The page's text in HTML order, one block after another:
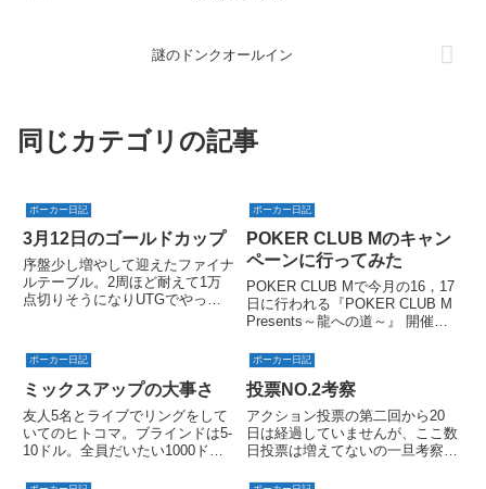
謎のドンクオールイン
同じカテゴリの記事
ポーカー日記
3月12日のゴールドカップ
序盤少し増やして迎えたファイナ
ルテーブル。2周ほど耐えて1万
点切りそうになりUTGでやっと
ポーカー日記
POKER CLUB Mのキャン
ペーンに行ってみた
POKER CLUB Mで今月の16，17
日に行われる『POKER CLUB M
Presents～龍への道～』 開催前
とで行ってきた。キャンペーンは
（ドリンクチケット3枚もらえ
る）...
ポーカー日記
ミックスアップの大事さ
友人5名とライブでリングをして
いてのヒトコマ。ブラインドは5-
10ドル。全員だいたい1000ドル
UTGフォールド、COレイズメイ
ポーカー日記
投票NO.2考察
アクション投票の第二回から20
日は経過していませんが、ここ数
日投票は増えてないの一旦考察し
は締め切りません）今回のシチュ